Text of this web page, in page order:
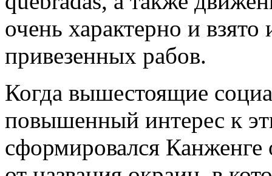
очень характерно и
привезенных рабов.
Когда вышестоящие
повышенный интерес к
сформировался